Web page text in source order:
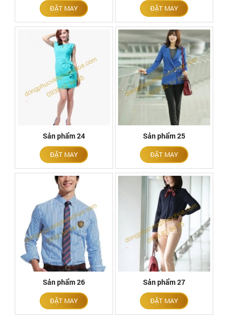
ĐẶT MAY ĐẶT MAY
Sản phẩm 24
ĐẶT MAY
Sản phẩm 25
ĐẶT MAY
Sản phẩm 26
ĐẶT MAY
Sản phẩm 27
ĐẶT MAY